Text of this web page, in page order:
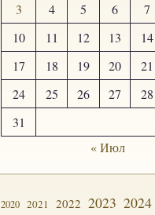
3
4 5 6 7
10
11 12 13 14
17
18 19 20 21
24
25 26 27 28
31
« Июл
2020 2021 2022 2023 2024